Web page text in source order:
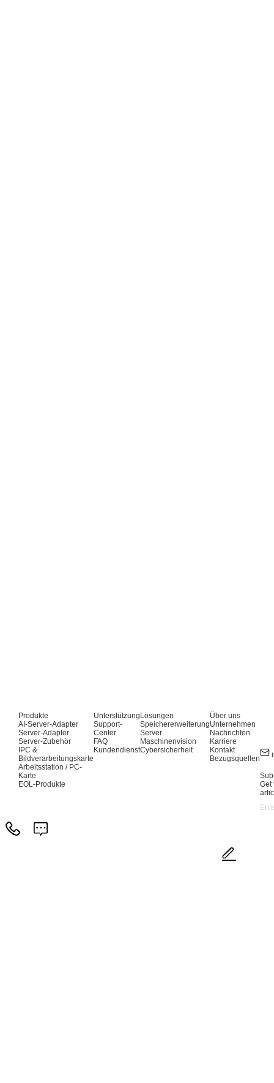
Produkte
AI-Server-Adapter
Server-Adapter
Server-Zubehör
IPC &
Bildverarbeitungskarte
Arbeitsstation / PC-
Karte
EOL-Produkte
Unterstützung
Support-
Center
FAQ
Kundendienst
Lösungen
Speichererweiterung
Server
Maschinenvision
Cybersicherheit
Über uns
Unternehmen
Nachrichten
Karriere
Kontakt
Bezugsquellen
Get